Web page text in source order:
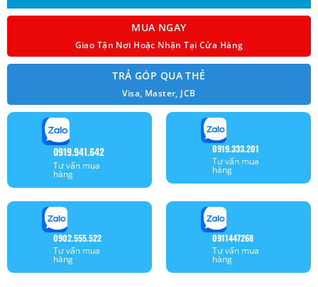
MUA NGAY
Giao Tận Nơi Hoặc Nhận Tại Cửa Hàng
TRẢ GÓP QUA THẺ
Visa, Master, JCB
0919.941.642
Tư vấn mua
hàng
0919.333.201
Tư vấn mua
hàng
0902.555.522
Tư vấn mua
hàng
0911447268
Tư vấn mua
hàng